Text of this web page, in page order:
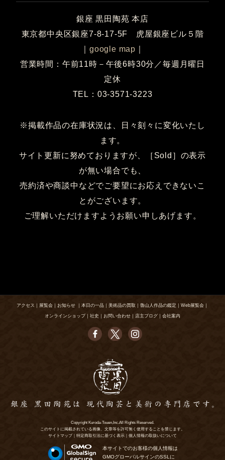
銀座 黒田陶苑 本店
東京都中央区銀座7-8-17-5F 虎屋銀座ビル５階
google map
営業時間：午前11時－午後6時30分／毎週月曜日
定休
TEL：03-3571-3223
※掲載作品の在庫状況は、日々刻々に変化いたし
ます。
サイト更新に努めておりますが、［Sold］の表示
が無い場合でも、
売約済や商談中などでご要望にお応えできないこ
とがございます。
ご理解いただけますようお願い申しあげます。
アクセス ｜ 展覧会 ｜ お知らせ ｜ 本日の一品 ｜ 美術品の買取 ｜ 魯山人作品の鑑定 ｜ Web展覧会 ｜
オンラインショップ｜ 社史 ｜ お問い合わせ ｜ 店主ブログ ｜ 会社案内
Copyright Kuroda-Touen,Inc.All Rights Reserved.
このサイトに掲載されている画像、文章等を許可無く使用することを禁じます。
サイトマップ
特定商取引法に基づく表示 個人情報の取扱いについて
本サイトでのお客様の個人情報は
GMOグローバルサインのSSLに